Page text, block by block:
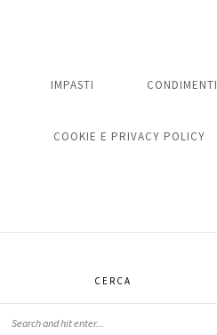
IMPASTI CONDIMENTI
COOKIE E PRIVACY POLICY
CERCA